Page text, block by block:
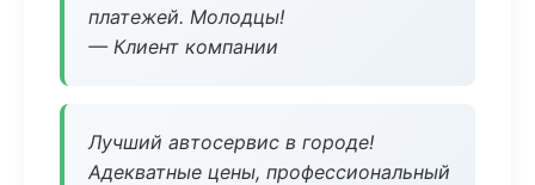
платежей. Молодцы!
— Клиент компании
Лучший автосервис в городе!
Адекватные цены, профессиональный